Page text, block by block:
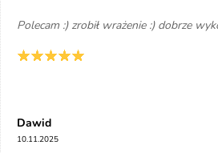
Polecam :) zrobił wrażenie :) dobrze
Dawid
10.11.2025